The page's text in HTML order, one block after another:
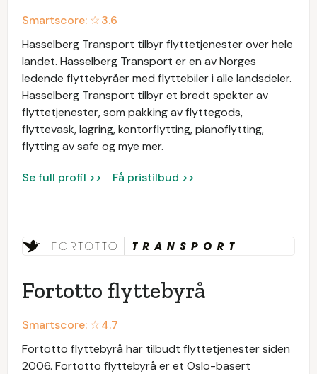
Smartscore: ☆3.6
Hasselberg Transport tilbyr flyttetjenester over hele
landet. Hasselberg Transport er en av Norges
ledende flyttebyråer med flyttebiler i alle landsdeler.
Hasselberg Transport tilbyr et bredt spekter av
flyttetjenester, som pakking av flyttegods,
flyttevask, lagring, kontorflytting, pianoflytting,
flytting av safe og mye mer.
Se full profil >> Få pristilbud >>
Fortotto flyttebyrå
Smartscore: ☆4.7
Fortotto flyttebyrå har tilbudt flyttetjenester siden
2006. Fortotto flyttebyrå er et Oslo-basert